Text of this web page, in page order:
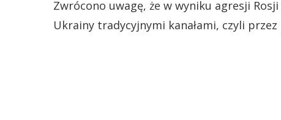
Zwrócono uwagę, że w wyniku agresji
Ukrainy tradycyjnymi kanałami, czyli